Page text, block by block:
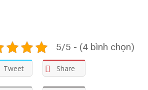
5/5 - (4 bình chọn)
Tweet Share